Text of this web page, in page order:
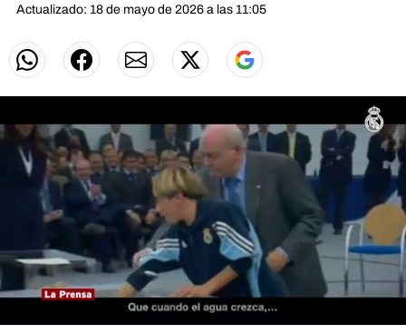
Actualizado: 18 de mayo de 2026 a las 11:05